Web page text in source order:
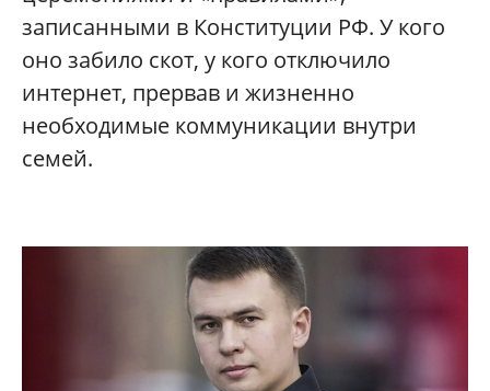
записанными в Конституции РФ. У кого
оно забило скот, у кого отключило
интернет, прервав и жизненно
необходимые коммуникации внутри
семей.